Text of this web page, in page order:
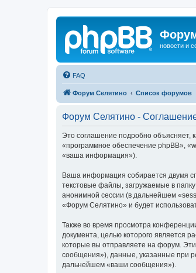
новости и
FAQ
Форум Селятино Список форумов
Форум Селятино -
Это соглашение подробно объясняет,
«программное обеспечение phpBB»,
«ваша информация»).
Ваша информация собирается двумя
текстовые файлы, загружаемые в
анонимной сессии (в дальнейшем
«Форум Селятино» и будет
Также во время просмотра
документа, целью которого является
которые вы отправляете на форум.
сообщения»), данные, указанные при
дальнейшем «ваши сообщения»).